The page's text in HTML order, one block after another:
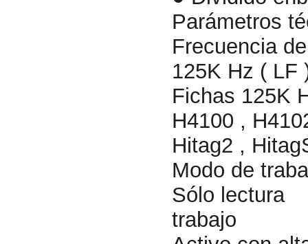
Parámetros
Frecuencia
125K Hz ( LF
Fichas 125K
H4100 ,
Hitag2 ,
Modo de
Sólo lectura
trabajo